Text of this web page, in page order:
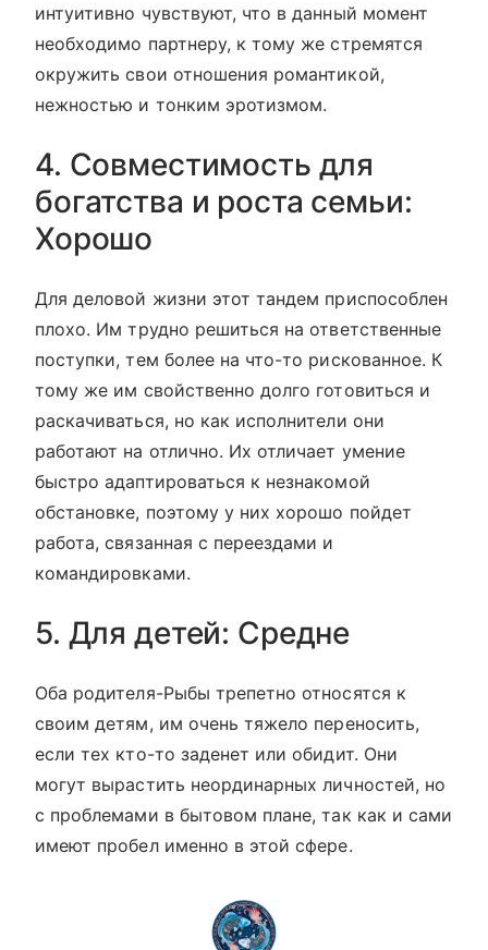
интуитивно чувствуют, что в данный момент
необходимо партнеру, к тому же стремятся
окружить свои отношения романтикой,
нежностью и тонким эротизмом.
4. Совместимость для
богатства и роста семьи:
Хорошо
Для деловой жизни этот тандем приспособлен
плохо. Им трудно решиться на ответственные
поступки, тем более на что-то рискованное. К
тому же им свойственно долго готовиться и
раскачиваться, но как исполнители они
работают на отлично. Их отличает умение
быстро адаптироваться к незнакомой
обстановке, поэтому у них хорошо пойдет
работа, связанная с переездами и
командировками.
5. Для детей: Средне
Оба родителя-Рыбы трепетно относятся к
своим детям, им очень тяжело переносить,
если тех кто-то заденет или обидит. Они
могут вырастить неординарных личностей, но
с проблемами в бытовом плане, так как и сами
имеют пробел именно в этой сфере.